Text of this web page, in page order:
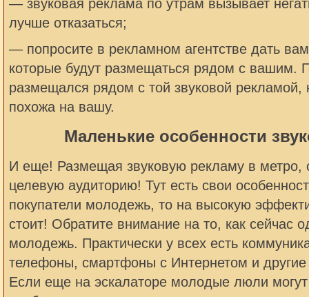
лучше отказаться;
— попросите в рекламном агентстве дать
которые будут размещаться рядом с вашим.
размещался рядом с той звуковой рекламой,
похожа на вашу.
Маленькие особенности
И еще! Размещая звуковую рекламу в метро,
целевую аудиторию! Тут есть свои
покупатели молодежь, то на высокую
стоит! Обратите внимание на то, как сейчас
молодежь. Практически у всех есть
телефоны, смартфоны с Интернетом и
Если еще на эскалаторе молодые люли